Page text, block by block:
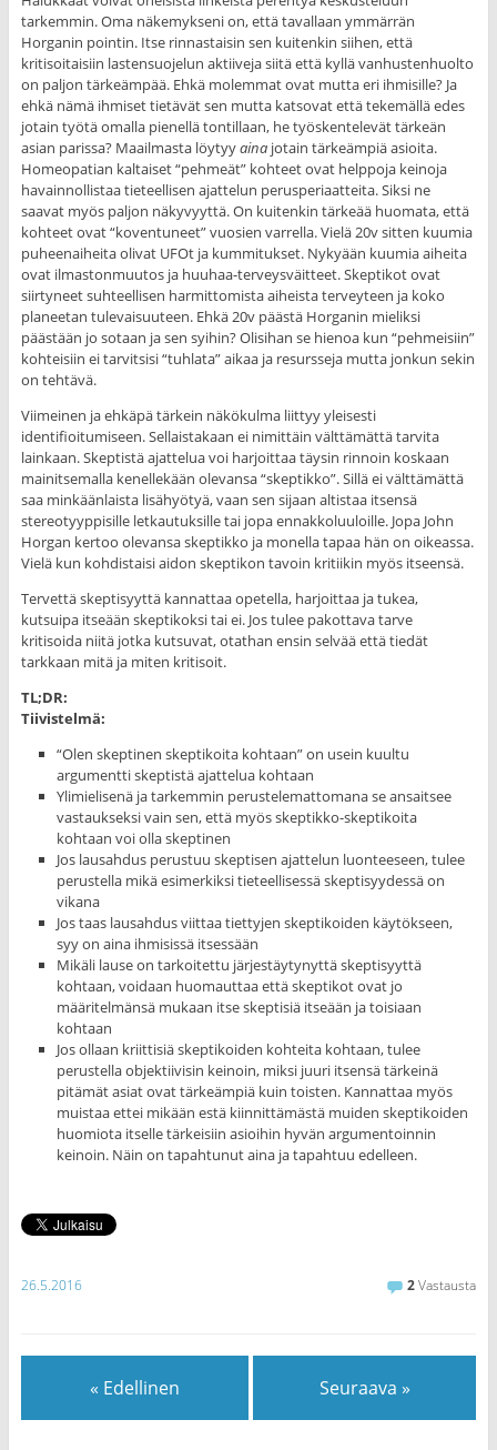
tarkemmin. Oma näkemykseni on, että tavallaan ymmärrän
Horganin pointin. Itse rinnastaisin sen kuitenkin siihen, että
kritisoitaisiin lastensuojelun aktiiveja siitä että kyllä vanhustenhuolto
on paljon tärkeämpää. Ehkä molemmat ovat mutta eri ihmisille? Ja
ehkä nämä ihmiset tietävät sen mutta katsovat että tekemällä edes
jotain työtä omalla pienellä tontillaan, he työskentelevät tärkeän
asian parissa? Maailmasta löytyyainajotain tärkeämpiä asioita.
Homeopatian kaltaiset “pehmeät” kohteet ovat helppoja keinoja
havainnollistaa tieteellisen ajattelun perusperiaatteita. Siksi ne
saavat myös paljon näkyvyyttä. On kuitenkin tärkeää huomata, että
kohteet ovat “koventuneet” vuosien varrella. Vielä 20v sitten kuumia
puheenaiheita olivat UFOt ja kummitukset. Nykyään kuumia aiheita
ovat ilmastonmuutos ja huuhaa-terveysväitteet. Skeptikot ovat
siirtyneet suhteellisen harmittomista aiheista terveyteen ja koko
planeetan tulevaisuuteen. Ehkä 20v päästä Horganin mieliksi
päästään jo sotaan ja sen syihin? Olisihan se hienoa kun “pehmeisiin”
kohteisiin ei tarvitsisi “tuhlata” aikaa ja resursseja mutta jonkun sekin
on tehtävä.
Viimeinen ja ehkäpä tärkein näkökulma liittyy yleisesti
identifioitumiseen. Sellaistakaan ei nimittäin välttämättä tarvita
lainkaan. Skeptistä ajattelua voi harjoittaa täysin rinnoin koskaan
mainitsemalla kenellekään olevansa “skeptikko”. Sillä ei välttämättä
saa minkäänlaista lisähyötyä, vaan sen sijaan altistaa itsensä
stereotyyppisille letkautuksille tai jopa ennakkoluuloille. Jopa John
Horgan kertoo olevansa skeptikko ja monella tapaa hän on oikeassa.
Vielä kun kohdistaisi aidon skeptikon tavoin kritiikin myös itseensä.
Tervettä skeptisyyttä kannattaa opetella, harjoittaa ja tukea,
kutsuipa itseään skeptikoksi tai ei. Jos tulee pakottava tarve
kritisoida niitä jotka kutsuvat, otathan ensin selvää että tiedät
tarkkaan mitä ja miten kritisoit.
TL;DR:
Tiivistelmä:
“Olen skeptinen skeptikoita kohtaan” on usein kuultu
argumentti skeptistä ajattelua kohtaan
Ylimielisenä ja tarkemmin perustelemattomana se ansaitsee
vastaukseksi vain sen, että myös skeptikko-skeptikoita
kohtaan voi olla skeptinen
Jos lausahdus perustuu skeptisen ajattelun luonteeseen, tulee
perustella mikä esimerkiksi tieteellisessä skeptisyydessä on
vikana
Jos taas lausahdus viittaa tiettyjen skeptikoiden käytökseen,
syy on aina ihmisissä itsessään
Mikäli lause on tarkoitettu järjestäytynyttä skeptisyyttä
kohtaan, voidaan huomauttaa että skeptikot ovat jo
määritelmänsä mukaan itse skeptisiä itseään ja toisiaan
kohtaan
Jos ollaan kriittisiä skeptikoiden kohteita kohtaan, tulee
perustella objektiivisin keinoin, miksi juuri itsensä tärkeinä
pitämät asiat ovat tärkeämpiä kuin toisten. Kannattaa myös
muistaa ettei mikään estä kiinnittämästä muiden skeptikoiden
huomiota itselle tärkeisiin asioihin hyvän argumentoinnin
keinoin. Näin on tapahtunut aina ja tapahtuu edelleen.
26.5.2016 2Vastausta
« Edellinen Seuraava »